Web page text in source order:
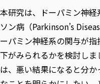
総合福祉学研究科 社
総合福祉学研究科 福
教育学研究科 教育学
通信教育部
通信制大学院 総合福祉
通信制大学院 総合福祉
カリキュラム（学
その他の就学機会
学びの特徴
卒業後のキャリア支援
在学生による訪問、情
卒業生アンケート
東北福祉大学のDNA
在学生インタビュー
学生支援センター
スタッフ紹介
ニュース一覧
教職研究
東北福祉大学教育・教
芹沢銈介美術工芸館年報
東北福祉大学機関リポ
東北福祉大学オープン
産学・産学官連携
「高齢者のフレイル予
高齢者施設特化型モジ
学生参加 × 産学官連携
社会貢献・地域連
社会貢献・地域連携活
社会貢献への取り組み
社会貢献・地域連携活
生涯学習・社会人
自治体・団体等と
特別支援教育研究室
TFU教育フォーラム
施設利用
同窓会
学内ポータル
本研究は、ドーパミン神
ソン病（Parkinson’s
ーパミン神経系の関与が
下がみられるかを検討し
は、悪い結果になると分